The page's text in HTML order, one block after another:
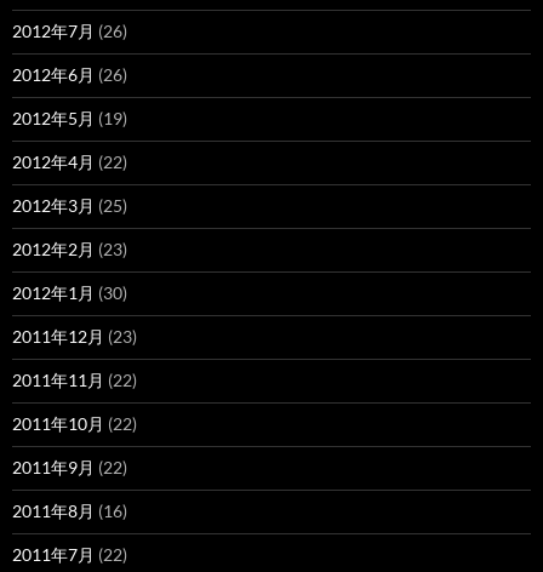
2012年7月 (26)
2012年6月 (26)
2012年5月 (19)
2012年4月 (22)
2012年3月 (25)
2012年2月 (23)
2012年1月 (30)
2011年12月 (23)
2011年11月 (22)
2011年10月 (22)
2011年9月 (22)
2011年8月 (16)
2011年7月 (22)